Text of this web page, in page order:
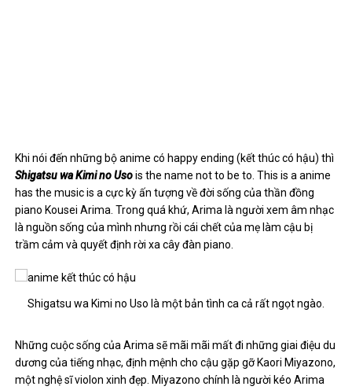
Khi nói đến những bộ anime có happy ending (kết thúc có hậu) thì
Shigatsu wa Kimi no Usois the name not to be to. This is a anime
has the music is a cực kỳ ấn tượng về đời sống của thần đồng
piano Kousei Arima. Trong quá khứ, Arima là người xem âm nhạc
là nguồn sống của mình nhưng rồi cái chết của mẹ làm cậu bị
trầm cảm và quyết định rời xa cây đàn piano.
Shigatsu wa Kimi no Uso là một bản tình ca cả rất ngọt ngào.
Những cuộc sống của Arima sẽ mãi mãi mất đi những giai điệu du
dương của tiếng nhạc, định mệnh cho cậu gặp gỡ Kaori Miyazono,
một nghệ sĩ violon xinh đẹp. Miyazono chính là người kéo Arima